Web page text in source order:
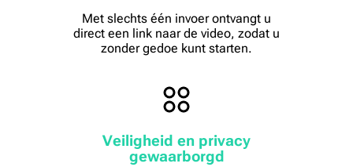
Met slechts één invoer ontvangt u
direct een link naar de video, zodat u
zonder gedoe kunt starten.
Veiligheid en privacy
gewaarborgd